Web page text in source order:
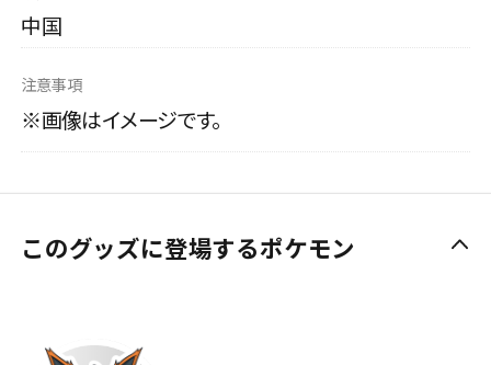
中国
注意事項
※画像はイメージです。
このグッズに登場するポケモン